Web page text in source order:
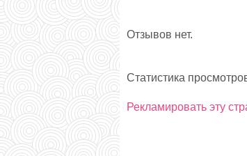
Отзывов нет.
Статистика
Рекламировать эту